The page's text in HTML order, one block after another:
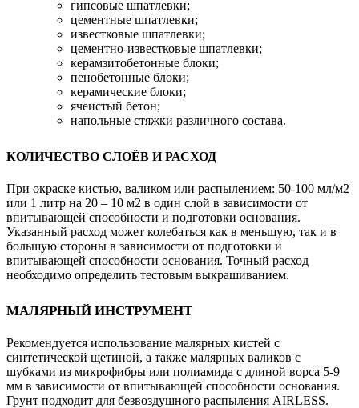
гипсовые шпатлевки;
цементные шпатлевки;
известковые шпатлевки;
цементно-известковые шпатлевки;
керамзитобетонные блоки;
пенобетонные блоки;
керамические блоки;
ячеистый бетон;
напольные стяжки различного состава.
КОЛИЧЕСТВО СЛОЁВ И РАСХОД
При окраске кистью, валиком или распылением: 50-100 мл/м2
или 1 литр на 20 – 10 м2 в один слой в зависимости от
впитывающей способности и подготовки основания.
Указанный расход может колебаться как в меньшую, так и в
большую стороны в зависимости от подготовки и
впитывающей способности основания. Точный расход
необходимо определить тестовым выкрашиванием.
МАЛЯРНЫЙ ИНСТРУМЕНТ
Рекомендуется использование малярных кистей с
синтетической щетиной, а также малярных валиков с
шубками из микрофибры или полиамида с длиной ворса 5-9
мм в зависимости от впитывающей способности основания.
Грунт подходит для безвоздушного распыления AIRLESS.